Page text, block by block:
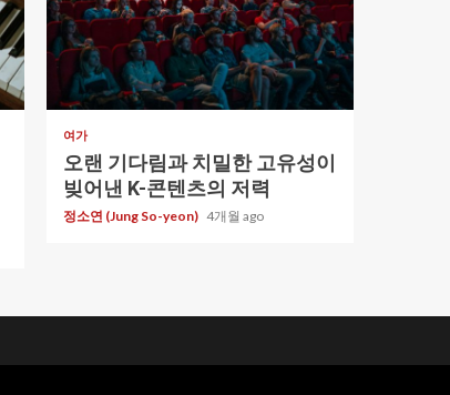
1 min read
여가
오랜 기다림과 치밀한 고유성이
빚어낸 K-콘텐츠의 저력
정소연 (Jung So-yeon) 4개월 ago